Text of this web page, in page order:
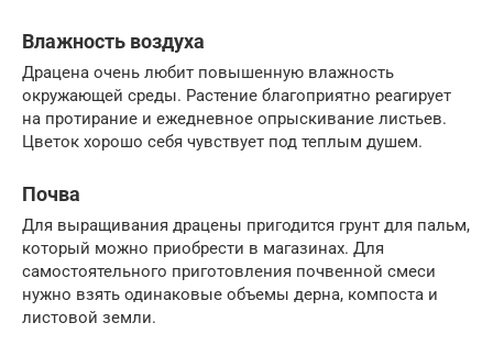
Влажность воздуха
Драцена очень любит повышенную влажность
окружающей среды. Растение благоприятно реагирует
на протирание и ежедневное опрыскивание листьев.
Цветок хорошо себя чувствует под теплым душем.
Почва
Для выращивания драцены пригодится грунт для пальм,
который можно приобрести в магазинах. Для
самостоятельного приготовления почвенной смеси
нужно взять одинаковые объемы дерна, компоста и
листовой земли.